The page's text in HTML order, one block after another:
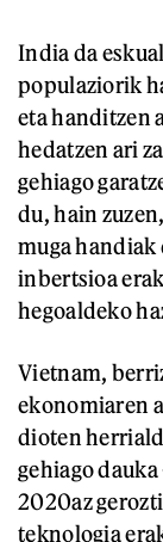
India da
populaziorik
eta handitzen
hedatzen ari
gehiago
du, hain
muga
inbertsioa
hegoaldeko
Vietnam,
ekonomiaren
dioten
gehiago
2020az
teknologia